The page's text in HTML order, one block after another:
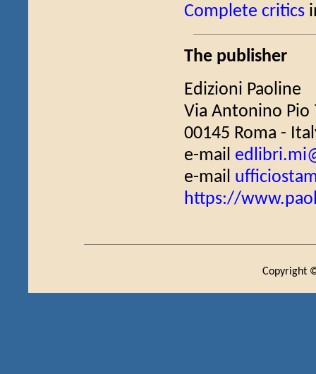
Complete critics
The publisher
Edizioni Paoline
Via Antonino Pio
00145 Roma -
e-mail
e-mail
https://
Copyright